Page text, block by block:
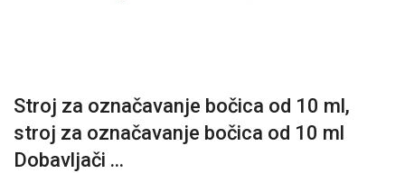
Stroj za označavanje bočica od 10 ml,
stroj za označavanje bočica od 10 ml
Dobavljači ...